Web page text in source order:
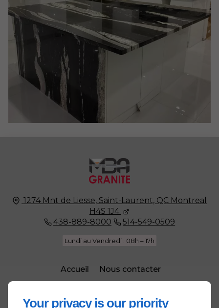
Your privacy is our priority
1274 Mnt de Liesse, Saint-Laurent, QC Montreal
H4S 1J4
438-889-8000
514-549-0509
Lundi au Vendredi : 08h – 17h
Accueil
Nous contacter